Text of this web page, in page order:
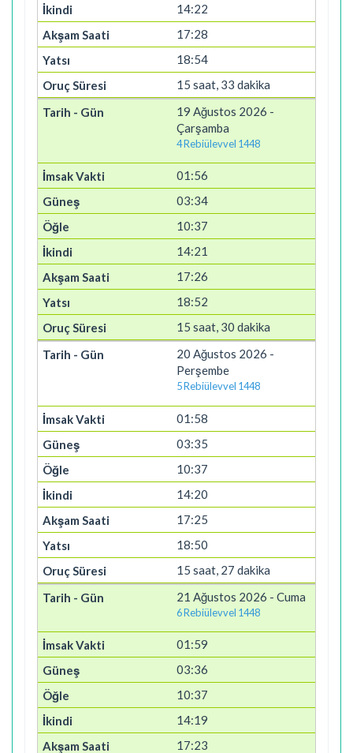
14:22
17:28
18:54
15 saat, 33 dakika
19 Ağustos 2026 -
Çarşamba
4 Rebiülevvel 1448
01:56
03:34
10:37
14:21
17:26
18:52
15 saat, 30 dakika
20 Ağustos 2026 -
Perşembe
5 Rebiülevvel 1448
01:58
03:35
10:37
14:20
17:25
18:50
15 saat, 27 dakika
21 Ağustos 2026 - Cuma
6 Rebiülevvel 1448
01:59
03:36
10:37
14:19
17:23